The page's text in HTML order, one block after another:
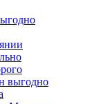
выгодно